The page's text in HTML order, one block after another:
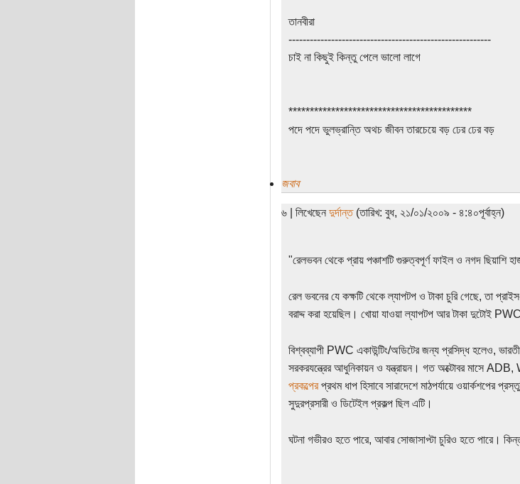
তানবীরা
---------------------------------------------------------
চাই না কিছুই কিন্তু পেলে ভালো লাগে
*******************************************
পদে পদে ভুলভ্রান্তি অথচ জীবন তারচেয়ে বড় ঢের ঢের বড়
জবাব
৬ | লিখেছেন দুর্দান্ত(তারিখ: বুধ, ২১/০১/২০০৯ - ৪:৪০পূর্বাহ্ন)
"রেলভবন থেকে প্রায় পঞ্চাশটি গুরুত্বপূর্ণ ফাইল ও নগদ ছিয়াশি
রেল ভবনের যে কক্ষটি থেকে ল্যাপটপ ও টাকা চুরি গেছে, তা
বরাদ্দ করা হয়েছিল। খোয়া যাওয়া ল্যাপটপ আর টাকা দুটোই
বিশ্বব্যাপী PWC একাউন্টিং/অডিটের জন্য প্রসিদ্ধ হলেও,
সরকরযন্ত্রের আধুনিকায়ন ও যন্ত্রায়ন। গত অক্টোবর মাসে ADB,
প্রকল্পেরপ্রথম ধাপ হিসাবে সারাদেশে মাঠপর্যায়ে
সুদুরপ্রসারী ও ডিটেইল প্রকল্প ছিল এটি।
ঘটনা গভীরও হতে পারে, আবার সোজাসাপ্টা চুরিও হতে পারে।